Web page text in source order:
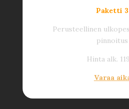
Paketti 3
Perusteellinen
pinnoitus
Hinta alk.
Varaa